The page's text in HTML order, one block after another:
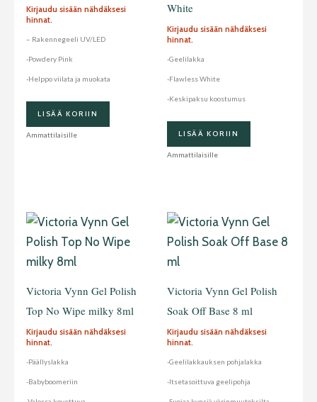
Kirjaudu sisään nähdäksesi
hinnat.
– Rakennegeeli UV/LED
-Powdery Pink
-Helppo viilata ja muokata
LISÄÄ KORIIN
Ammattilaisille
White
Kirjaudu sisään nähdäksesi
hinnat.
-Geelilakka
-Flawless White
-Keskipaksu koostumus
LISÄÄ KORIIN
Ammattilaisille
Victoria Vynn Gel Polish
Top No Wipe milky 8ml
Kirjaudu sisään nähdäksesi
hinnat.
-Päällyslakka
-Babyboomeriin
Victoria Vynn Gel Polish
Soak Off Base 8 ml
Kirjaudu sisään nähdäksesi
hinnat.
-Geelilakkauksen pohjalakka
-Itsetasoittuva geelipohja